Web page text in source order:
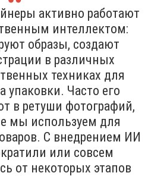
активно работают
интеллектом:
образы, создают
в различных
техниках для
упаковки. Часто его
в ретуши фотографий,
мы используем для
С внедрением ИИ
или совсем
от некоторых этапов